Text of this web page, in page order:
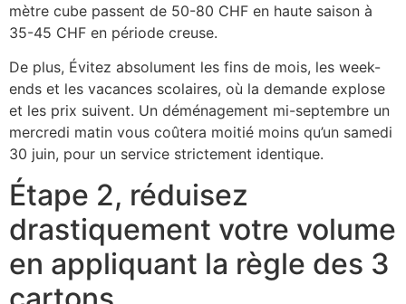
mètre cube passent de 50-80 CHF en haute saison à
35-45 CHF en période creuse.
De plus, Évitez absolument les fins de mois, les week-
ends et les vacances scolaires, où la demande explose
et les prix suivent. Un déménagement mi-septembre un
mercredi matin vous coûtera moitié moins qu’un samedi
30 juin, pour un service strictement identique.
Étape 2, réduisez
drastiquement votre volume
en appliquant la règle des 3